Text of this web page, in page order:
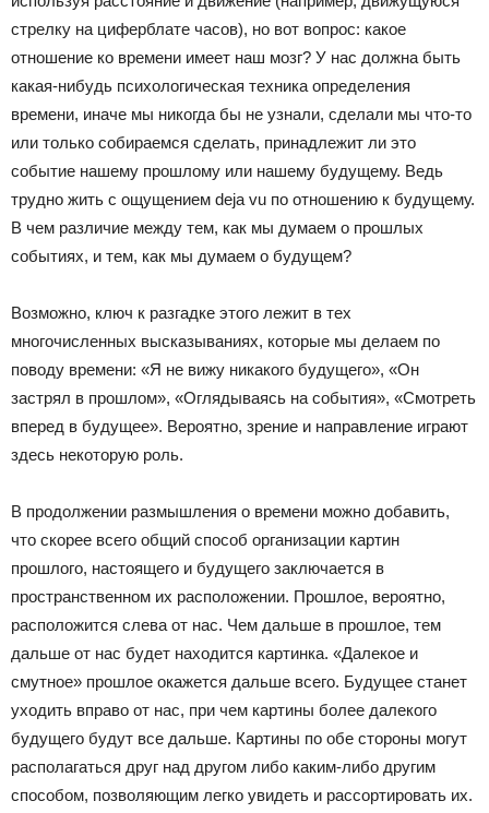
стрелку на циферблате часов), но вот вопрос: какое
отношение ко времени имеет наш мозг? У нас должна быть
какая-нибудь психологическая техника определения
времени, иначе мы никогда бы не узнали, сделали мы что-то
или только собираемся сделать, принадлежит ли это
событие нашему прошлому или нашему будущему. Ведь
трудно жить с ощущением deja vu по отношению к будущему.
В чем различие между тем, как мы думаем о прошлых
событиях, и тем, как мы думаем о будущем?
Возможно, ключ к разгадке этого лежит в тех
многочисленных высказываниях, которые мы делаем по
поводу времени: «Я не вижу никакого будущего», «Он
застрял в прошлом», «Оглядываясь на события», «Смотреть
вперед в будущее». Вероятно, зрение и направление играют
здесь некоторую роль.
В продолжении размышления о времени можно добавить,
что скорее всего общий способ организации картин
прошлого, настоящего и будущего заключается в
пространственном их расположении. Прошлое, вероятно,
расположится слева от нас. Чем дальше в прошлое, тем
дальше от нас будет находится картинка. «Далекое и
смутное» прошлое окажется дальше всего. Будущее станет
уходить вправо от нас, при чем картины более далекого
будущего будут все дальше. Картины по обе стороны могут
располагаться друг над другом либо каким-либо другим
способом, позволяющим легко увидеть и рассортировать их.